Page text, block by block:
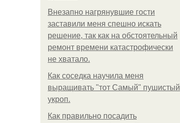
Внезапно нагрянувшие гости
заставили меня спешно искать
решение, так как на обстоятельный
ремонт времени катастрофически
не хватало.
Как соседка научила меня
выращивать "тот Самый" пушистый
укроп.
Как правильно посадить